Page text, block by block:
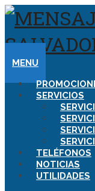
MENU
SERVICIOS
TELÉFONOS
NOTICIAS
UTILIDADES